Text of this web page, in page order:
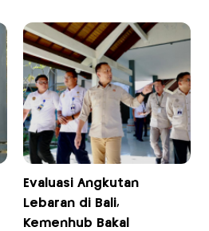
Evaluasi Angkutan
Lebaran di Bali,
Kemenhub Bakal